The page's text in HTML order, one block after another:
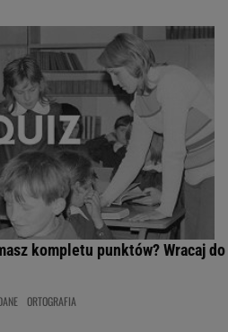
kompletu punktów? Wracaj do
ORTOGRAFIA